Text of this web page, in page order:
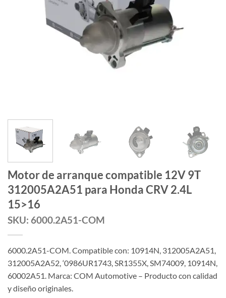
Motor de arranque compatible 12V 9T
312005A2A51 para Honda CRV 2.4L
15>16
SKU: 6000.2A51-COM
6000.2A51-COM. Compatible con: 10914N, 312005A2A51,
312005A2A52, ‘0986UR1743, SR1355X, SM74009, 10914N,
60002A51. Marca: COM Automotive – Producto con calidad
y diseño originales.